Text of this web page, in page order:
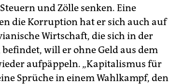
und Zölle senken. Eine
die Korruption hat er sich auch auf
Wirtschaft, die sich in der
will er ohne Geld aus dem
aufpäppeln. „Kapitalismus für
Sprüche in einem Wahlkampf, den